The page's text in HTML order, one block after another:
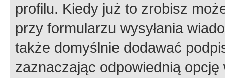
profilu. Kiedy już to zrobisz
przy formularzu wysyłania
także domyślnie dodawać
zaznaczając odpowiednią